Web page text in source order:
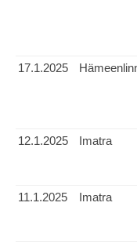
17.1.2025
12.1.2025
Imatra
11.1.2025
Imatra